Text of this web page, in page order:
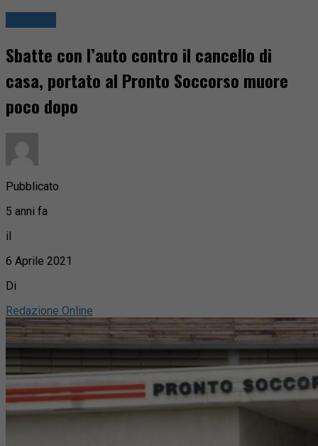
Sbatte con l’auto contro il cancello di
casa, portato al Pronto Soccorso muore
poco dopo
Pubblicato
5 anni fa
il
6 Aprile 2021
Di
Redazione Online